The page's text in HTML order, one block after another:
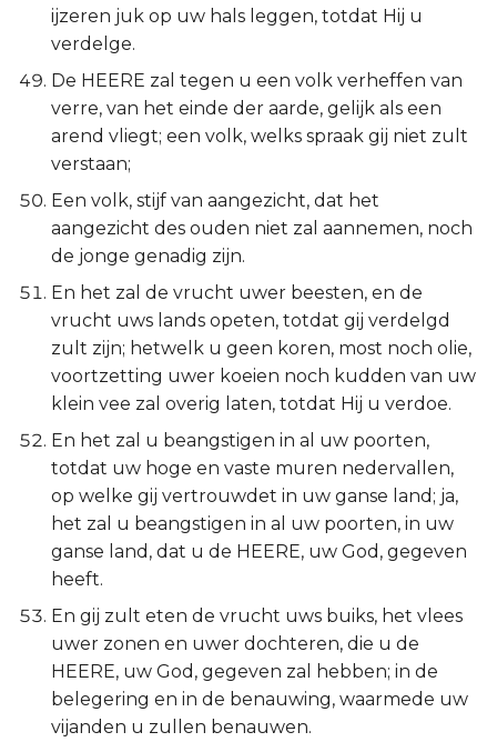
ijzeren juk op uw hals leggen, totdat Hij u
verdelge.
De HEERE zal tegen u een volk verheffen van
verre, van het einde der aarde, gelijk als een
arend vliegt; een volk, welks spraak gij niet zult
verstaan;
Een volk, stijf van aangezicht, dat het
aangezicht des ouden niet zal aannemen, noch
de jonge genadig zijn.
En het zal de vrucht uwer beesten, en de
vrucht uws lands opeten, totdat gij verdelgd
zult zijn; hetwelk u geen koren, most noch olie,
voortzetting uwer koeien noch kudden van uw
klein vee zal overig laten, totdat Hij u verdoe.
En het zal u beangstigen in al uw poorten,
totdat uw hoge en vaste muren nedervallen,
op welke gij vertrouwdet in uw ganse land; ja,
het zal u beangstigen in al uw poorten, in uw
ganse land, dat u de HEERE, uw God, gegeven
heeft.
En gij zult eten de vrucht uws buiks, het vlees
uwer zonen en uwer dochteren, die u de
HEERE, uw God, gegeven zal hebben; in de
belegering en in de benauwing, waarmede uw
vijanden u zullen benauwen.